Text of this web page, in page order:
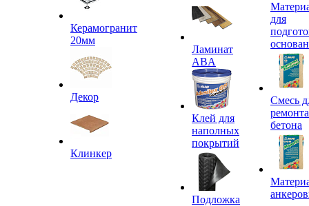
Керамогранит
20мм
Декор
Клинкер
Ламинат
ABA
Клей для
наполных
покрытий
Подложка
для
Смесь
ремонта
бетона